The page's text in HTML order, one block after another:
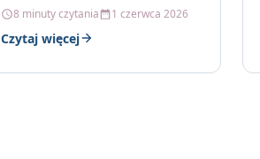
fotograficzne, to Apple iPhone Xs
którego łatwo…
8 minuty czytania 1 czerwca 2026
Czytaj więcej